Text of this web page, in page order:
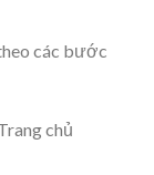
các bước
chủ